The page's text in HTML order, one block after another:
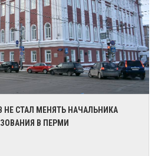
СТАЛ МЕНЯТЬ НАЧАЛЬНИКА
В ПЕРМИ